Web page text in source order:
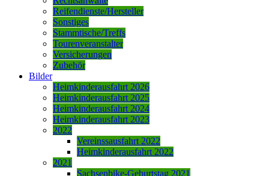
Reifendienste/Hersteller
Sonstiges
Stammtische/Treffs
Tourenveranstalter
Versicherungen
Zubehör
Bilder
Heimkinderausfahrt 2026
Heimkinderausfahrt 2025
Heimkinderausfahrt 2024
Heimkinderausfahrt 2023
2022
Vereinssausfahrt 2022
Heimkinderausfahrt 2022
2021
Sachsenbike-Geburtstag 2021